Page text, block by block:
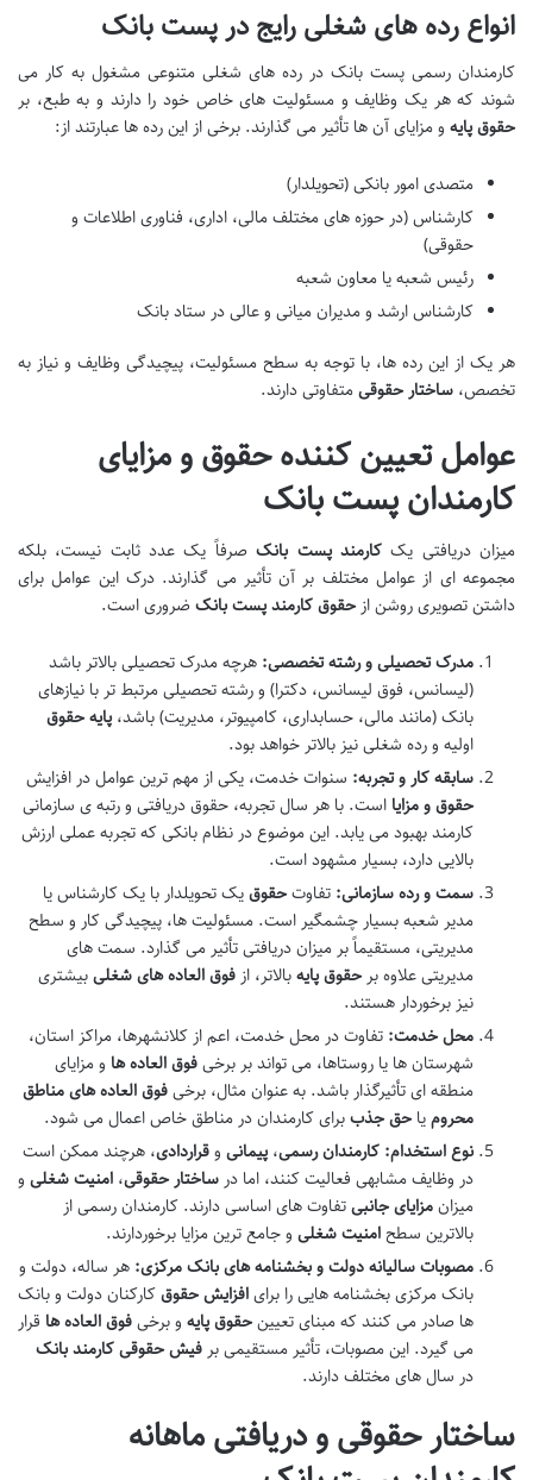
انواع رده های شغلی رایج در پست بانک
کارمندان رسمی پست بانک در رده های شغلی متنوعی مشغول به کار می
شوند که هر یک وظایف و مسئولیت های خاص خود را دارند و به طبع، بر
حقوق پایه و مزایای آن ها تأثیر می گذارند. برخی از این رده ها عبارتند از:
متصدی امور بانکی (تحویلدار)
کارشناس (در حوزه های مختلف مالی، اداری، فناوری اطلاعات و
حقوقی)
رئیس شعبه یا معاون شعبه
کارشناس ارشد و مدیران میانی و عالی در ستاد بانک
هر یک از این رده ها، با توجه به سطح مسئولیت، پیچیدگی وظایف و نیاز به
تخصص، ساختار حقوقیمتفاوتی دارند.
عوامل تعیین کننده حقوق و مزایای
کارمندان پست بانک
میزان دریافتی یککارمند پست بانکصرفاً یک عدد ثابت نیست، بلکه
مجموعه ای از عوامل مختلف بر آن تأثیر می گذارند. درک این عوامل برای
داشتن تصویری روشن از حقوق کارمند پست بانک ضروری است.
مدرک تحصیلی و رشته تخصصی: هرچه مدرک تحصیلی بالاتر باشد
(لیسانس، فوق لیسانس، دکترا) و رشته تحصیلی مرتبط تر با نیازهای
بانک (مانند مالی، حسابداری، کامپیوتر، مدیریت) باشد، پایه حقوق
اولیه و رده شغلی نیز بالاتر خواهد بود.
سابقه کار و تجربه: سنوات خدمت، یکی از مهم ترین عوامل در افزایش
حقوق و مزایا است. با هر سال تجربه، حقوق دریافتی و رتبه ی سازمانی
کارمند بهبود می یابد. این موضوع در نظام بانکی که تجربه عملی ارزش
بالایی دارد، بسیار مشهود است.
سمت و رده سازمانی: تفاوتحقوقیک تحویلدار با یک کارشناس یا
مدیر شعبه بسیار چشمگیر است. مسئولیت ها، پیچیدگی کار و سطح
مدیریتی، مستقیماً بر میزان دریافتی تأثیر می گذارد. سمت های
مدیریتی علاوه بر حقوق پایهبالاتر، از فوق العاده های شغلیبیشتری
نیز برخوردار هستند.
محل خدمت: تفاوت در محل خدمت، اعم از کلانشهرها، مراکز استان،
شهرستان ها یا روستاها، می تواند بر برخیفوق العاده ها و مزایای
منطقه ای تأثیرگذار باشد. به عنوان مثال، برخیفوق العاده های مناطق
محرومیا حق جذببرای کارمندان در مناطق خاص اعمال می شود.
نوع استخدام: کارمندان رسمی، پیمانی وقراردادی، هرچند ممکن است
در وظایف مشابهی فعالیت کنند، اما در ساختار حقوقی، امنیت شغلی و
میزانمزایای جانبیتفاوت های اساسی دارند. کارمندان رسمی از
بالاترین سطح امنیت شغلی و جامع ترین مزایا برخوردارند.
مصوبات سالیانه دولت و بخشنامه های بانک مرکزی: هر ساله، دولت و
بانک مرکزی بخشنامه هایی را برایافزایش حقوقکارکنان دولت و بانک
ها صادر می کنند که مبنای تعیینحقوق پایه و برخیفوق العاده ها قرار
می گیرد. این مصوبات، تأثیر مستقیمی بر فیش حقوقی کارمند بانک
در سال های مختلف دارند.
ساختار حقوقی و دریافتی ماهانه